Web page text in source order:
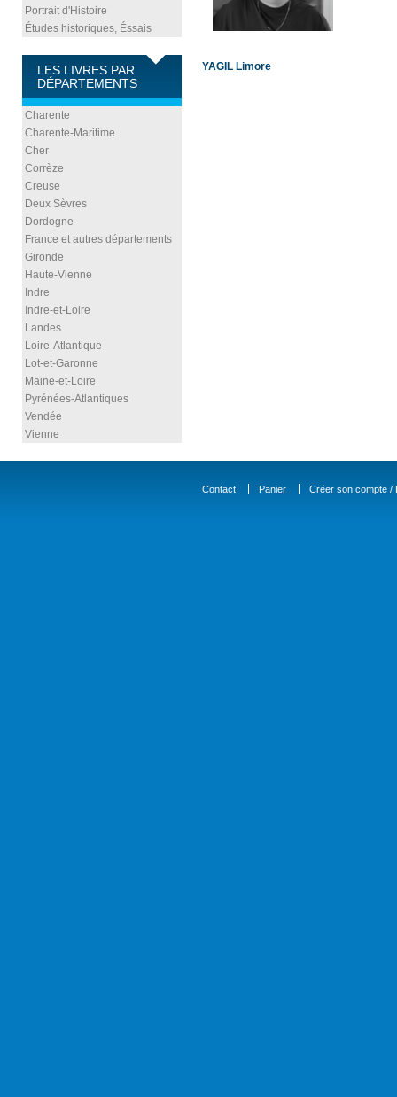
Portrait d'Histoire
Études historiques, Éssais
LES LIVRES PAR
DÉPARTEMENTS
Charente
Charente-Maritime
Cher
Corrèze
Creuse
Deux Sèvres
Dordogne
France et autres départements
Gironde
Haute-Vienne
Indre
Indre-et-Loire
Landes
Loire-Atlantique
Lot-et-Garonne
Maine-et-Loire
Pyrénées-Atlantiques
Vendée
Vienne
YAGIL Limore
Contact Panier Créer son compte /